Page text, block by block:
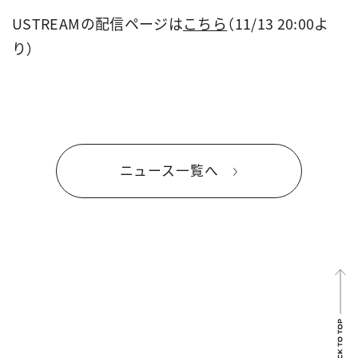
USTREAMの配信ページはこちら（11/13 20:00よ
り）
ニュース一覧へ